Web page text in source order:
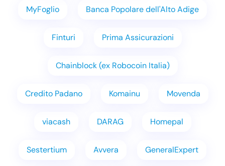
MyFoglio Banca Popolare dell'Alto Adige
Finturi Prima Assicurazioni
Chainblock (ex Robocoin Italia)
Credito Padano Komainu Movenda
viacash DARAG Homepal
Sestertium Avvera GeneralExpert